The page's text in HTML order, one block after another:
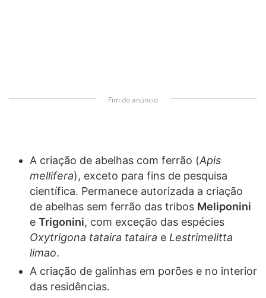
Fim do anúncio
A criação de abelhas com ferrão (Apis
mellifera), exceto para fins de pesquisa
científica. Permanece autorizada a criação
de abelhas sem ferrão das tribos Meliponini
e Trigonini, com exceção das espécies
Oxytrigona tataira tataira e Lestrimelitta
limao.
A criação de galinhas em porões e no interior
das residências.